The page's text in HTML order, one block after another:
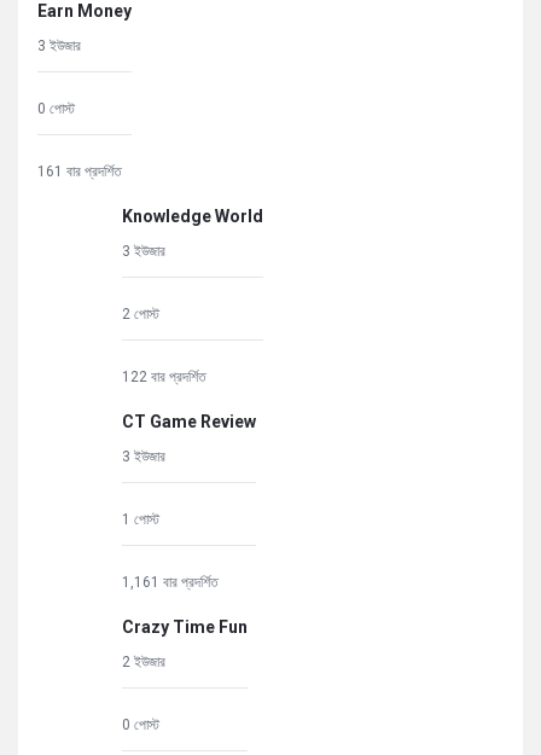
Earn Money
3 ইউজার
0 পোস্ট
161 বার প্রদর্শিত
Knowledge World
3 ইউজার
2 পোস্ট
122 বার প্রদর্শিত
CT Game Review
3 ইউজার
1 পোস্ট
1,161 বার প্রদর্শিত
Crazy Time Fun
2 ইউজার
0 পোস্ট